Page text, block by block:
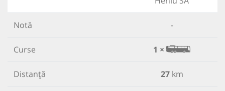
Notă -
Curse 1 ×
Distanță 27km